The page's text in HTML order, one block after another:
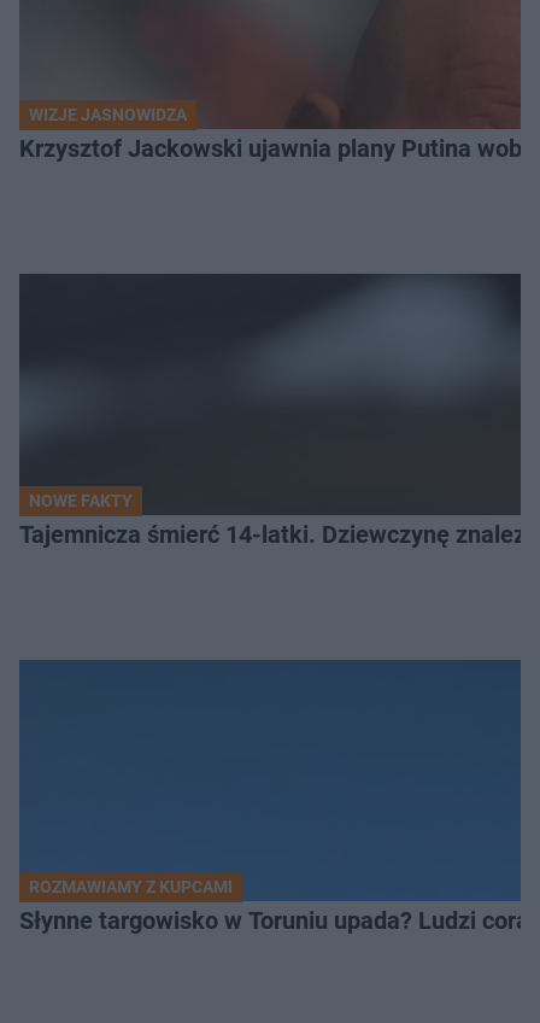
WIZJE JASNOWIDZA
Krzysztof Jackowski ujawnia plany Putina
NOWE FAKTY
Tajemnicza śmierć 14-latki. Dziewczynę
ROZMAWIAMY Z KUPCAMI
Słynne targowisko w Toruniu upada? Ludzi